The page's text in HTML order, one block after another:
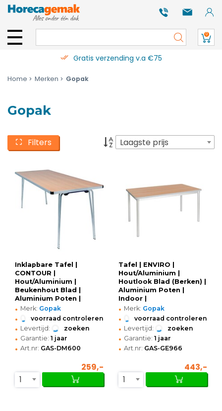
0
Gratis verzending v.a €75
Home Merken Gopak
Gopak
Filters Laagste prijs
Inklapbare Tafel |
CONTOUR |
Hout/Aluminium |
Beukenhout Blad |
Aluminium Poten |
Indoor |
1830x685x698(h)mm
• Merk: Gopak
• voorraad controleren
• Levertijd: zoeken
• Garantie: 1 jaar
• Art.nr: GAS-DM600
259,-
1
Tafel | ENVIRO |
Hout/Aluminium |
Houtlook Blad (Berken) |
Aluminium Poten |
Indoor |
1400x750x710(h)mm
• Merk: Gopak
• voorraad controleren
• Levertijd: zoeken
• Garantie: 1 jaar
• Art.nr: GAS-GE966
443,-
1